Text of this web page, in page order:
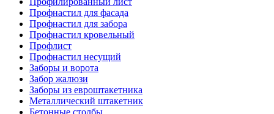
Профнастил для фасада
Профнастил для забора
Профнастил кровельный
Профлист
Профнастил несущий
Заборы и ворота
Забор жалюзи
Заборы из евроштакетника
Металлический штакетник
Бетонные столбы